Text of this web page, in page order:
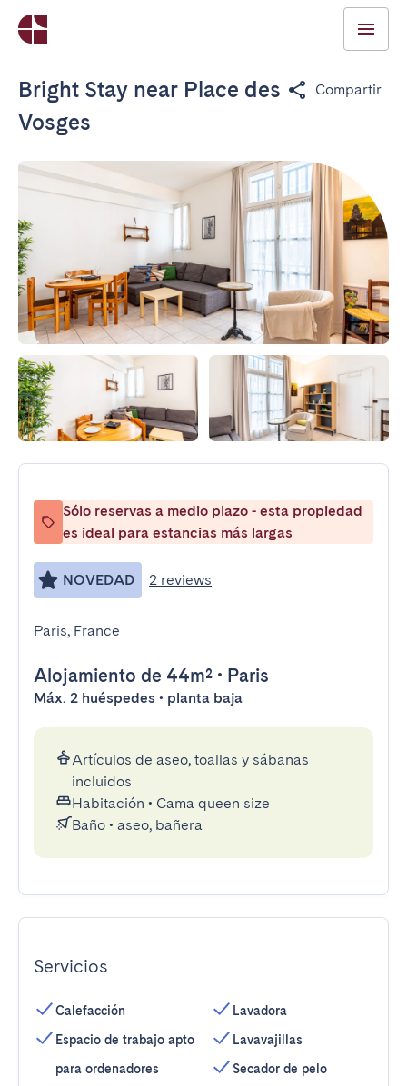
Bright Stay near Place des
Vosges
Compartir
Sólo reservas a medio plazo - esta propiedad
es ideal para estancias más largas
NOVEDAD 2 reviews
Paris, France
Alojamiento de 44m² • Paris
Máx. 2 huéspedes • planta baja
Artículos de aseo, toallas y sábanas
incluidos
Habitación • Cama queen size
Baño • aseo, bañera
Servicios
Calefacción
Espacio de trabajo apto
para ordenadores
Lavadora
Lavavajillas
Secador de pelo